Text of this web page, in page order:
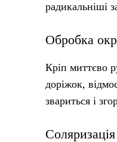
радикальніші
Обробка
Кріп миттєво
доріжок,
звариться і